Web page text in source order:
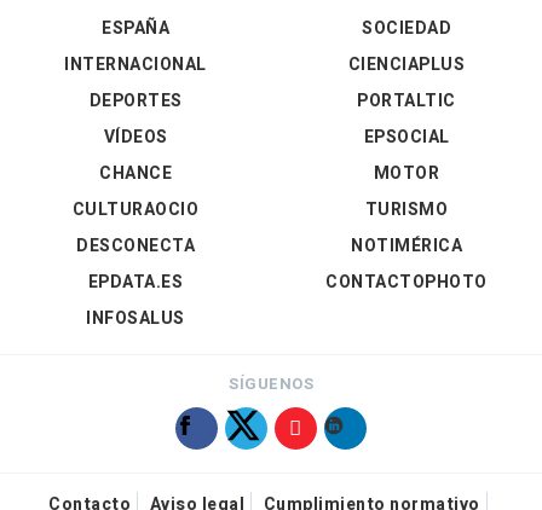
ESPAÑA
INTERNACIONAL
DEPORTES
VÍDEOS
SOCIEDAD
CIENCIAPLUS
PORTALTIC
EPSOCIAL
CHANCE
CULTURAOCIO
DESCONECTA
EPDATA.ES
INFOSALUS
MOTOR
TURISMO
NOTIMÉRICA
CONTACTOPHOTO
SÍGUENOS